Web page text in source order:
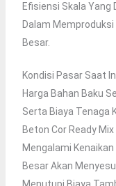
Efisiensi Skala Yang
Dalam
Besar.
Kondisi Pasar Saat
Harga Bahan Baku
Serta Biaya Tenaga
Beton Cor Ready
Mengalami
Besar Akan